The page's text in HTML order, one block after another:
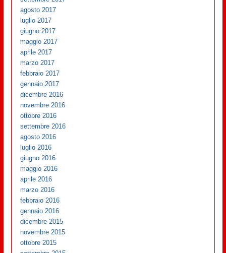
agosto 2017
luglio 2017
giugno 2017
maggio 2017
aprile 2017
marzo 2017
febbraio 2017
gennaio 2017
dicembre 2016
novembre 2016
ottobre 2016
settembre 2016
agosto 2016
luglio 2016
giugno 2016
maggio 2016
aprile 2016
marzo 2016
febbraio 2016
gennaio 2016
dicembre 2015
novembre 2015
ottobre 2015